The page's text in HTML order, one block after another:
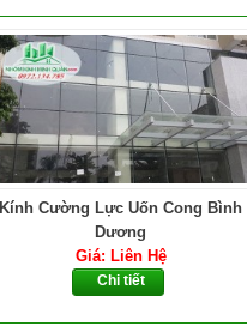
Kính Cường Lực Uốn Cong Bình
Dương
Giá: Liên Hệ
Chi tiết